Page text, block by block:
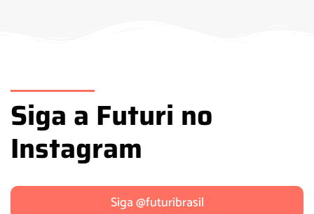
Siga a Futuri no
Instagram
Siga @futuribrasil